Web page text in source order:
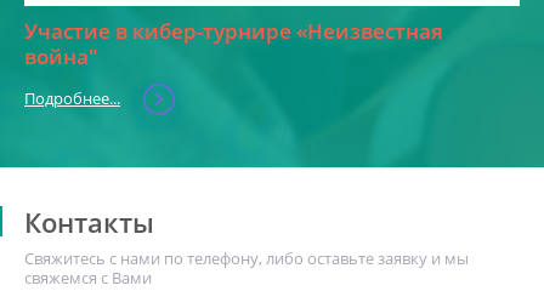
Участие в кибер-турнире «Неизвестная
война"
Подробнее...
Контакты
Свяжитесь с нами по телефону, либо оставьте заявку и мы
свяжемся с Вами